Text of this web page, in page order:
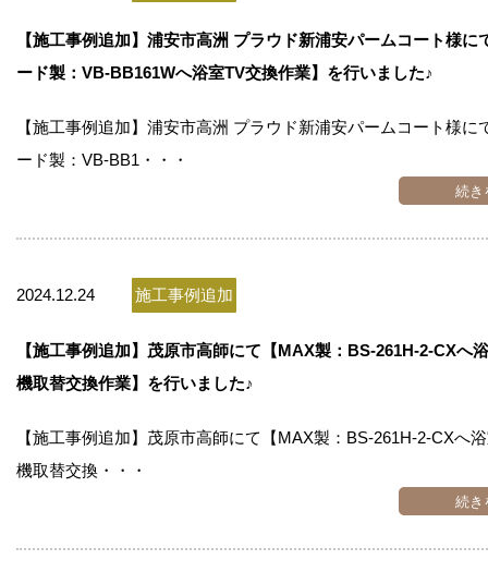
【施工事例追加】浦安市高洲 プラウド新浦安パームコート様に
ード製：VB-BB161Wへ浴室TV交換作業】を行いました♪
【施工事例追加】浦安市高洲 プラウド新浦安パームコート様に
ード製：VB-BB1・・・
続き
2024.12.24 施工事例追加
【施工事例追加】茂原市高師にて【MAX製：BS-261H-2-CXへ
機取替交換作業】を行いました♪
【施工事例追加】茂原市高師にて【MAX製：BS-261H-2-CXへ
機取替交換・・・
続き